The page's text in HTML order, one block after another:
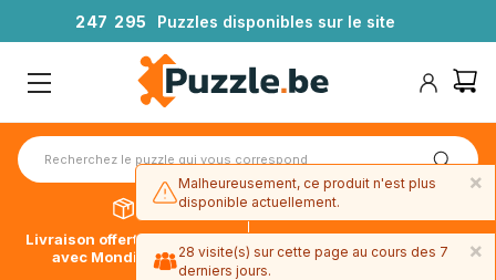
247 295 Puzzles disponibles sur le site
Livraison offerte dès 39€*
avec Mondial Relay
Paiement en 4x sans frais
avec Paypal
×
Malheureusement, ce produit n'est plus
disponible actuellement.
×
28 visite(s) sur cette page au cours des 7
derniers jours.